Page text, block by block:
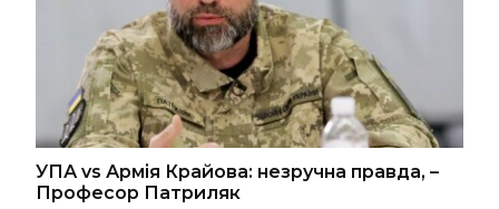
УПА vs Армія Крайова: незручна правда, –
Професор Патриляк